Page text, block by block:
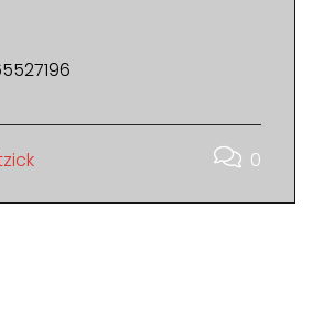
0